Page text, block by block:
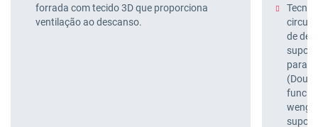
forrada com tecido 3D que proporciona
ventilação ao descanso.
de
para